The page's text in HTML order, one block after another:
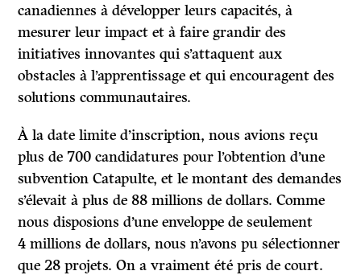
canadiennes à développer leurs capacités, à
mesurer leur impact et à faire grandir des
initiatives innovantes qui s’attaquent aux
obstacles à l’apprentissage et qui encouragent des
solutions communautaires.
À la date limite d’inscription, nous avions reçu
plus de 700 candidatures pour l’obtention d’une
subvention Catapulte, et le montant des demandes
s’élevait à plus de 88 millions de dollars. Comme
nous disposions d’une enveloppe de seulement
4 millions de dollars, nous n’avons pu sélectionner
que 28 projets. On a vraiment été pris de court.